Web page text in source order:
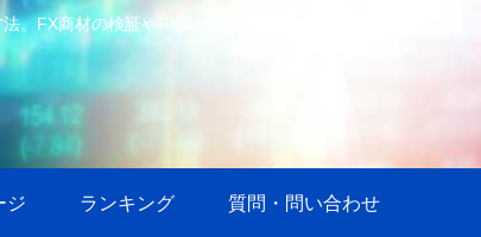
。FX商材の検証やFX会社の比較等も。
ジ ランキング 質問・問い合わせ